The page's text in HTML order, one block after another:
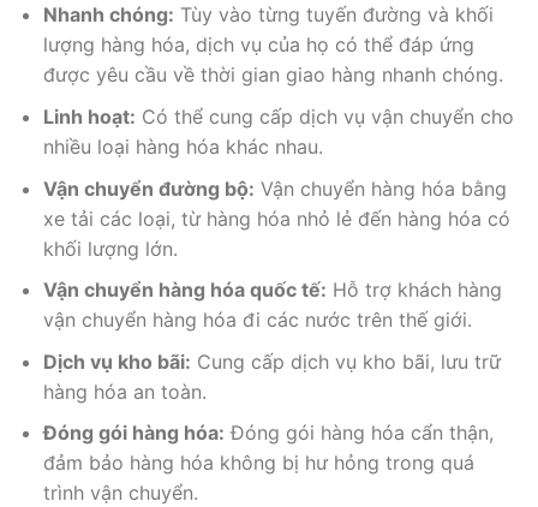
Nhanh chóng: Tùy vào từng tuyến đường và khối
lượng hàng hóa, dịch vụ của họ có thể đáp ứng
được yêu cầu về thời gian giao hàng nhanh chóng.
Linh hoạt: Có thể cung cấp dịch vụ vận chuyển cho
nhiều loại hàng hóa khác nhau.
Vận chuyển đường bộ: Vận chuyển hàng hóa bằng
xe tải các loại, từ hàng hóa nhỏ lẻ đến hàng hóa có
khối lượng lớn.
Vận chuyển hàng hóa quốc tế: Hỗ trợ khách hàng
vận chuyển hàng hóa đi các nước trên thế giới.
Dịch vụ kho bãi: Cung cấp dịch vụ kho bãi, lưu trữ
hàng hóa an toàn.
Đóng gói hàng hóa: Đóng gói hàng hóa cẩn thận,
đảm bảo hàng hóa không bị hư hỏng trong quá
trình vận chuyển.